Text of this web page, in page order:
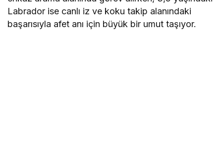
Labrador ise canlı iz ve koku takip alanındaki
başarısıyla afet anı için büyük bir umut taşıyor.